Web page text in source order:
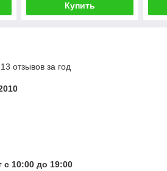
Купить
отзывов за год
с 10:00 до 19:00